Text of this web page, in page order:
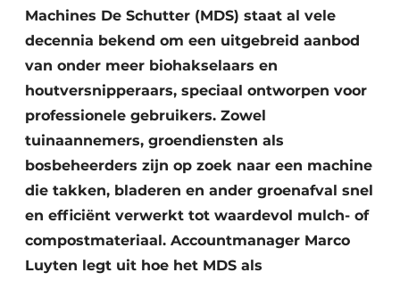
Machines De Schutter (MDS) staat al vele
decennia bekend om een uitgebreid aanbod
van onder meer biohakselaars en
houtversnipperaars, speciaal ontworpen voor
professionele gebruikers. Zowel
tuinaannemers, groendiensten als
bosbeheerders zijn op zoek naar een machine
die takken, bladeren en ander groenafval snel
en efficiënt verwerkt tot waardevol mulch- of
compostmateriaal. Accountmanager Marco
Luyten legt uit hoe het MDS als